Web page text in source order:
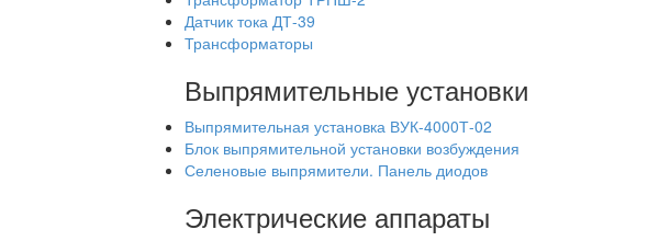
Датчик тока ДТ-39
Трансформаторы
Выпрямительные установки
Выпрямительная установка ВУК-4000Т-02
Блок выпрямительной установки возбуждения
Селеновые выпрямители. Панель диодов
Электрические аппараты